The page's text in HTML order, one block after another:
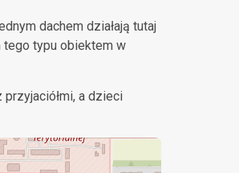
dachem działają tutaj
tego typu obiektem w
a dzieci